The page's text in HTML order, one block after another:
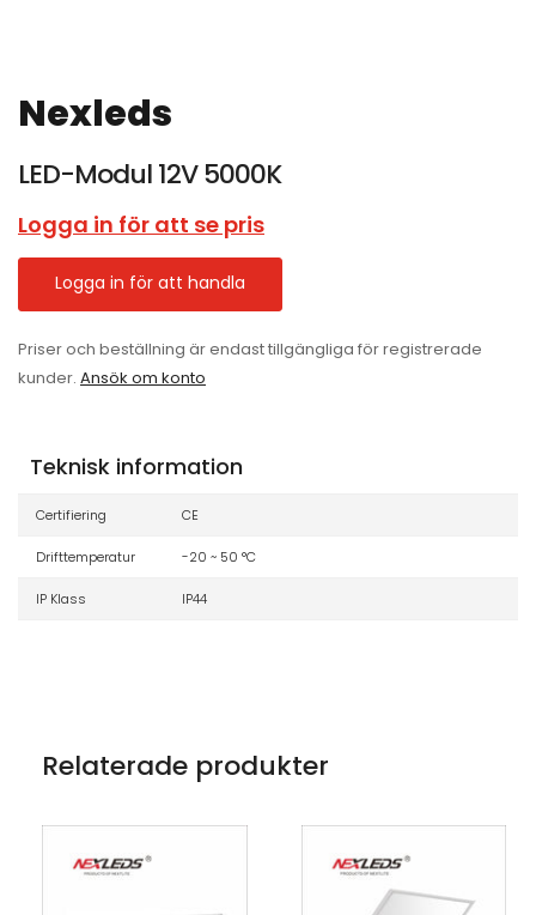
Nexleds
LED-Modul 12V 5000K
Logga in för att se pris
Logga in för att handla
Priser och beställning är endast tillgängliga för registrerade
kunder. Ansök om konto
Teknisk information
Certifiering CE
Drifttemperatur -20 ~ 50 °C
IP Klass IP44
Relaterade produkter